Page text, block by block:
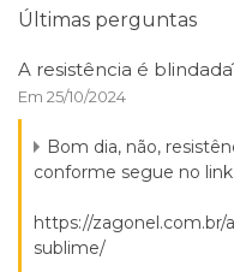
Últimas perguntas
A resistência é
Em 25/10/2024
Bom dia, não,
conforme segue no link.
https://
sublime/